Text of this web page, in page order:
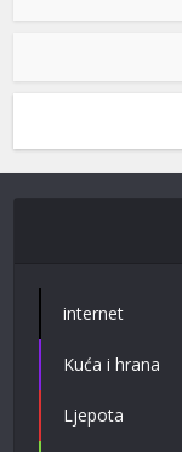
internet
Kuća i hrana
Ljepota